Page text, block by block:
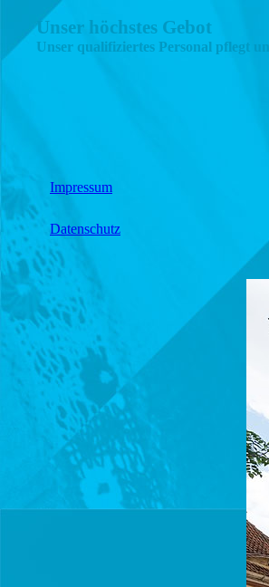
Unser höchstes Gebot
Unser qualifiziertes Personal pflegt
Impressum
Datenschutz